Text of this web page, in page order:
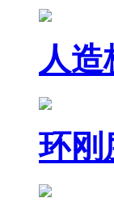
人
环刚